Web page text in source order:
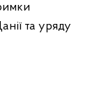
та уряду